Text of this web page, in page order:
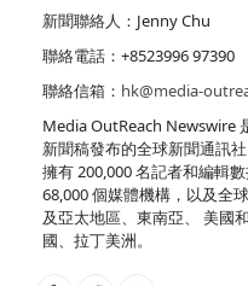
新聞聯絡人：Jenny Chu
聯絡電話：+8523996 97390
聯絡信箱： hk@media-
Media OutReach Newswire
新聞稿發布的全球新聞通訊
擁有 200,000 名記者和編輯
68,000 個媒體機構，以及全
及亞太地區、東南亞、 美國
國、拉丁美洲。